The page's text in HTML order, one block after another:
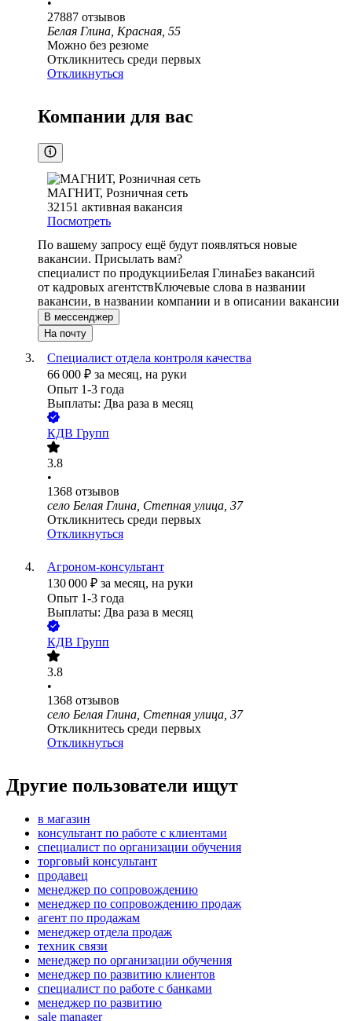
•
27887 отзывов
Белая Глина, Красная, 55
Можно без резюме
Откликнитесь среди первых
Откликнуться
Компании для вас
МАГНИТ, Розничная сеть
32151 активная вакансия
Посмотреть
По вашему запросу ещё будут появляться новые
вакансии. Присылать вам?
специалист по продукцииБелая ГлинаБез вакансий
от кадровых агентствКлючевые слова в названии
вакансии, в названии компании и в описании вакансии
В мессенджер
На почту
Специалист отдела контроля качества
66 000 ₽ за месяц, на руки
Опыт 1-3 года
Выплаты: Два раза в месяц
КДВ Групп
3.8
•
1368 отзывов
село Белая Глина, Степная улица, 37
Откликнитесь среди первых
Откликнуться
Агроном-консультант
130 000 ₽ за месяц, на руки
Опыт 1-3 года
Выплаты: Два раза в месяц
КДВ Групп
3.8
•
1368 отзывов
село Белая Глина, Степная улица, 37
Откликнитесь среди первых
Откликнуться
Другие пользователи ищут
в магазин
консультант по работе с клиентами
специалист по организации обучения
торговый консультант
продавец
менеджер по сопровождению
менеджер по сопровождению продаж
агент по продажам
менеджер отдела продаж
техник связи
менеджер по организации обучения
менеджер по развитию клиентов
специалист по работе с банками
менеджер по развитию
sale manager